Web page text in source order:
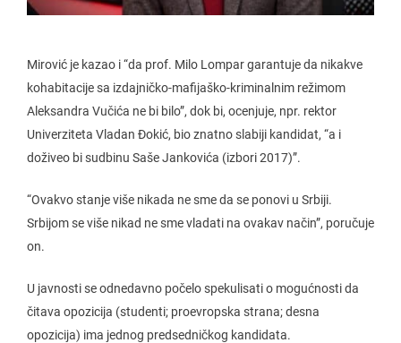
Mirović je kazao i “da prof. Milo Lompar garantuje da nikakve
kohabitacije sa izdajničko-mafijaško-kriminalnim režimom
Aleksandra Vučića ne bi bilo”, dok bi, ocenjuje, npr. rektor
Univerziteta Vladan Đokić, bio znatno slabiji kandidat, “a i
doživeo bi sudbinu Saše Jankovića (izbori 2017)”.
“Ovakvo stanje više nikada ne sme da se ponovi u Srbiji.
Srbijom se više nikad ne sme vladati na ovakav način”, poručuje
on.
U javnosti se odnedavno počelo spekulisati o mogućnosti da
čitava opozicija (studenti; proevropska strana; desna
opozicija) ima jednog predsedničkog kandidata.